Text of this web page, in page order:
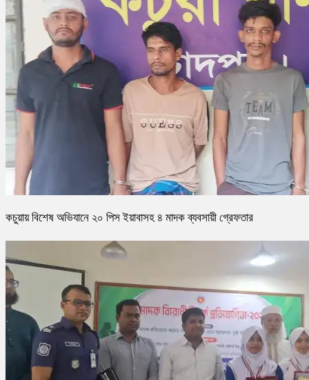
কচুয়ায় বিশেষ অভিযানে ২০ পিস ইয়াবাসহ ৪ মাদক ব্যবসায়ী গ্রেফতার